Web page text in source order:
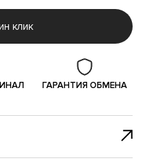
клик
ГАРАНТИЯ ОБМЕНА